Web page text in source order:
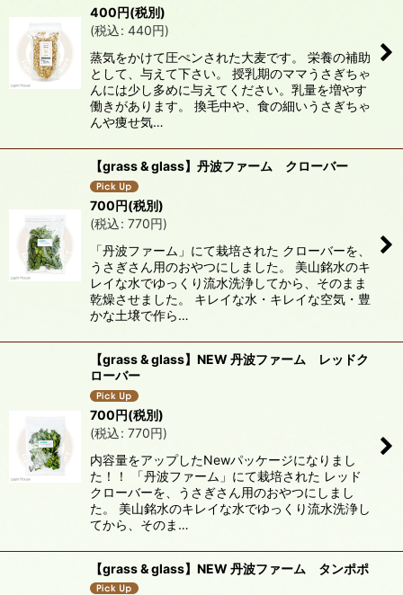
400円(税別)
(税込: 440円)
蒸気をかけて圧ぺンされた大麦です。 栄養の補助
として、与えて下さい。 授乳期のママうさぎちゃ
んには少し多めに与えてください。乳量を増やす
働きがあります。 換毛中や、食の細いうさぎちゃ
んや痩せ気…
【grass & glass】丹波ファーム クローバー
700円(税別)
(税込: 770円)
「丹波ファーム」にて栽培された クローバーを、
うさぎさん用のおやつにしました。 美山銘水のキ
レイな水でゆっくり流水洗浄してから、そのまま
乾燥させました。 キレイな水・キレイな空気・豊
かな土壌で作ら…
【grass & glass】NEW 丹波ファーム レッドク
ローバー
700円(税別)
(税込: 770円)
内容量をアップしたNewパッケージになりまし
た！！ 「丹波ファーム」にて栽培された レッド
クローバーを、うさぎさん用のおやつにしまし
た。 美山銘水のキレイな水でゆっくり流水洗浄し
てから、そのま…
【grass & glass】NEW 丹波ファーム タンポポ